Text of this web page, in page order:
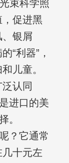
束科学照
促进黑
银屑
“利器”，
儿童。
认同
进口的美
。
？它通常
十元左